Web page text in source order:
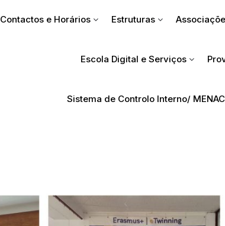
Contactos e Horários Estruturas
Escola Digital e Serviços
Sistema de Controlo Interno/ MENAC